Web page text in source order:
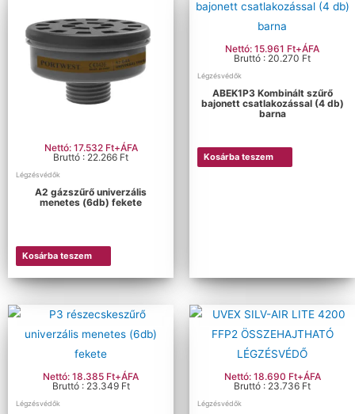
Nettó: 17.532 Ft+ÁFA
Bruttó : 22.266 Ft
Légzésvédők
A2 gázszűrő univerzális
menetes (6db) fekete
Kosárba teszem
Nettó: 15.961 Ft+ÁFA
Bruttó : 20.270 Ft
Légzésvédők
ABEK1P3 Kombinált szűrő
bajonett csatlakozással (4 db)
barna
Kosárba teszem
Nettó: 18.385 Ft+ÁFA
Bruttó : 23.349 Ft
Légzésvédők
Nettó: 18.690 Ft+ÁFA
Bruttó : 23.736 Ft
Légzésvédők